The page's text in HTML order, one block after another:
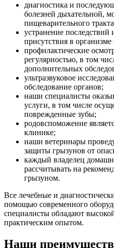
диагностика и
болезней дыхательной,
пищеварительного
устранение
присутствия в
профилактические
регулярностью, в том
дополнительных
ультразвуковое
обследование органов;
наши специалисты
услуги, в том числе
поврежденные зубы;
родовспоможение
клинике;
наши ветеринары
защиты грызунов от
каждый владелец
рассчитывать на
грызуном.
Все лечебные и
помощью современного
специалисты обладают
практическим опытом.
Наши